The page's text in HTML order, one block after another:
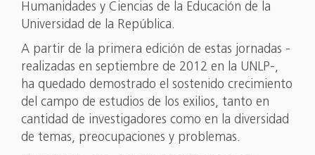
Humanidades y Ciencias de la Educación de la
Universidad de la República.
A partir de la primera edición de estas jornadas -
realizadas en septiembre de 2012 en la UNLP-,
ha quedado demostrado el sostenido crecimiento
del campo de estudios de los exilios, tanto en
cantidad de investigadores como en la diversidad
de temas, preocupaciones y problemas.